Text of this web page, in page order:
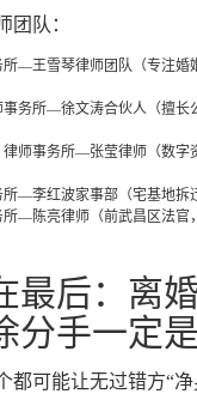
团队：
—王雪琴律师团队（专注婚
务所—徐文涛合伙人（擅长
师事务所—张莹律师（数字
—李红波家事部（宅基地拆
所—陈亮律师（前武昌区法官
最后：离
分手一定是
都可能让无过错方“净